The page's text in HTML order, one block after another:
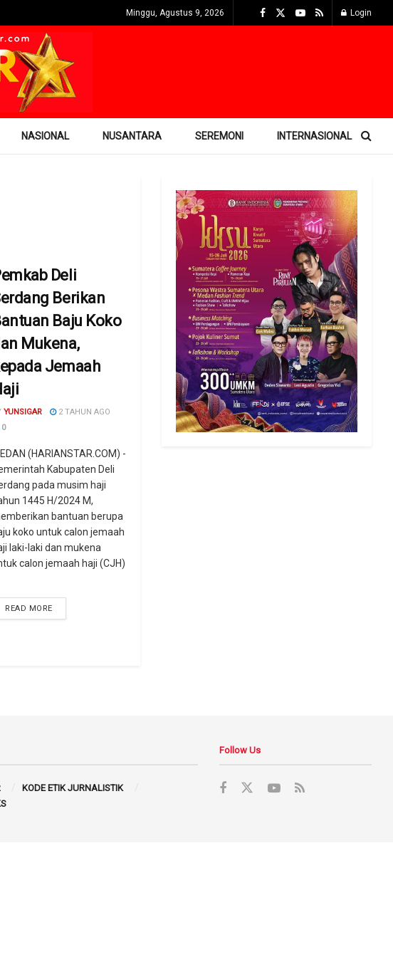
Minggu, Agustus 9, 2026 Login
NASIONAL NUSANTARA SEREMONI INTERNASIONAL
Deli
Berikan
Baju Koko
Mukena,
Jemaah
YUNSIGAR
2 TAHUN AGO
0
(HARIANSTAR.COM) -
Kabupaten Deli
pada musim haji
1445 H/2024 M,
bantuan berupa
koko untuk calon jemaah
laki-laki dan mukena
calon jemaah haji (CJH)
READ MORE
KODE ETIK JURNALISTIK
Follow Us